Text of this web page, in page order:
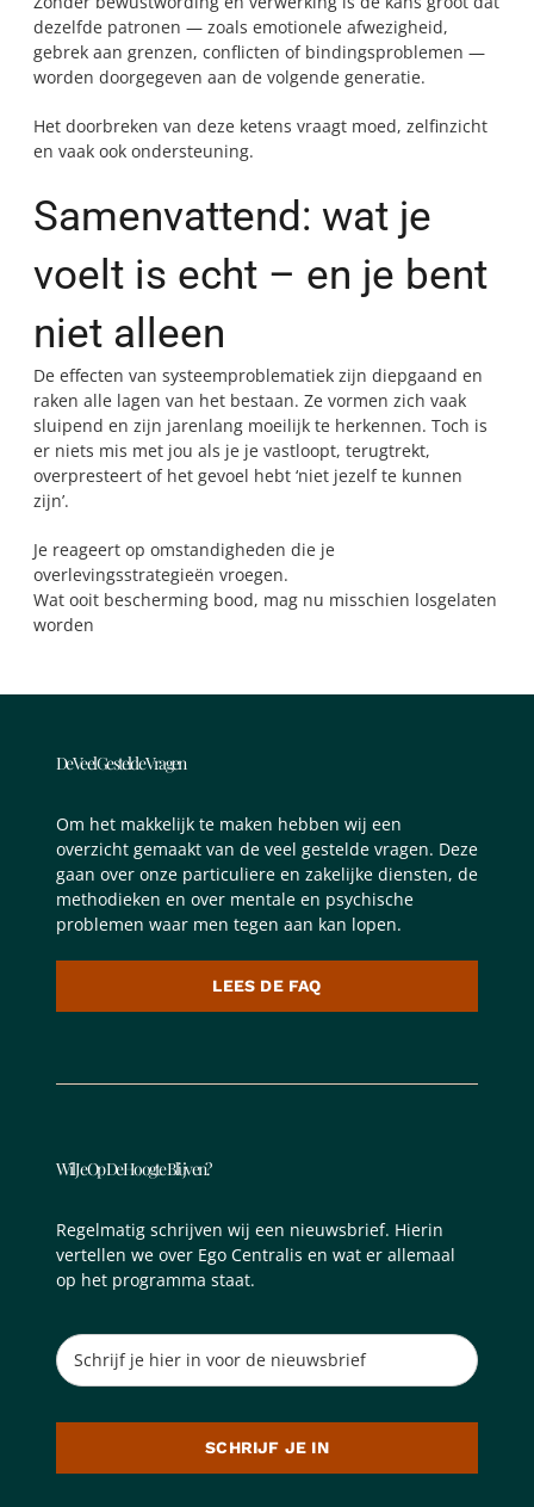
dezelfde patronen — zoals emotionele afwezigheid,
gebrek aan grenzen, conflicten of bindingsproblemen —
worden doorgegeven aan de volgende generatie.
Het doorbreken van deze ketens vraagt moed, zelfinzicht
en vaak ook ondersteuning.
Samenvattend: wat je
voelt is echt – en je bent
niet alleen
De effecten van systeemproblematiek zijn diepgaand en
raken alle lagen van het bestaan. Ze vormen zich vaak
sluipend en zijn jarenlang moeilijk te herkennen. Toch is
er niets mis met jou als je je vastloopt, terugtrekt,
overpresteert of het gevoel hebt ‘niet jezelf te kunnen
zijn’.
Je reageert op omstandigheden die je
overlevingsstrategieën vroegen.
Wat ooit bescherming bood, mag nu misschien losgelaten
worden
De Veel Gestelde Vragen
Om het makkelijk te maken hebben wij een
overzicht gemaakt van de veel gestelde vragen. Deze
gaan over onze particuliere en zakelijke diensten, de
methodieken en over mentale en psychische
problemen waar men tegen aan kan lopen.
LEES DE FAQ
Wil Je Op De Hoogte Blijven?
Regelmatig schrijven wij een nieuwsbrief. Hierin
vertellen we over Ego Centralis en wat er allemaal
op het programma staat.
SCHRIJF JE IN